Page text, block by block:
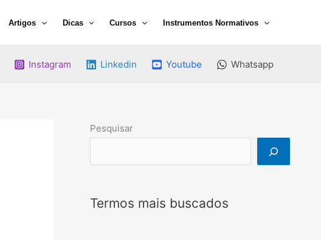
Artigos Dicas Cursos Instrumentos Normativos
Instagram Linkedin Youtube Whatsapp
Pesquisar
Termos mais buscados